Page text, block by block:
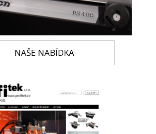
NAŠE NABÍDKA